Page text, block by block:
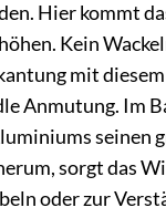
Hier kommt
Kein
mit
Anmutung. Im
seinen
sorgt das
oder zur